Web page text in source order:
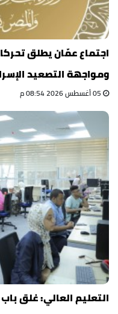
اجتماع عمّان يطلق
ومواجهة التصعيد